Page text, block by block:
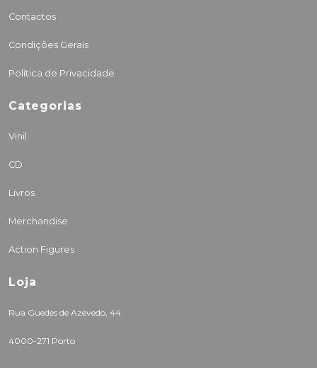
Contactos
Condições Gerais
Política de Privacidade
Categorias
Vinil
CD
Livros
Merchandise
Action Figures
Loja
Rua Guedes de Azevedo, 44
4000-271 Porto